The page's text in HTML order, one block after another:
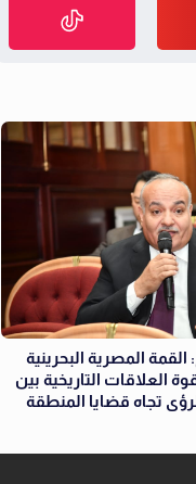
المصرية البحرينية
العلاقات التاريخية بين
تجاه قضايا المنطقة